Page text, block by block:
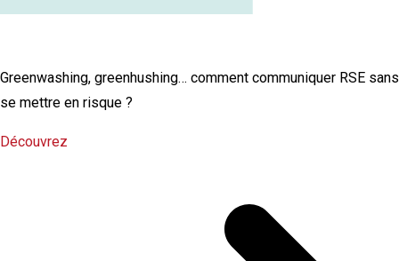
Greenwashing, greenhushing… comment communiquer RSE sans
se mettre en risque ?
Découvrez